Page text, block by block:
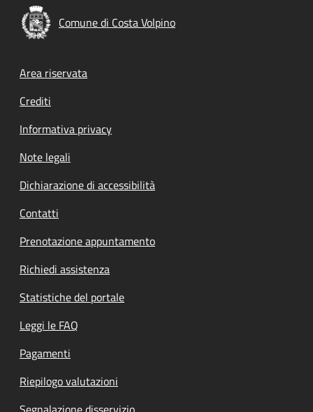
Comune di Costa Volpino
Footer menu
Area riservata
Crediti
Informativa privacy
Note legali
Dichiarazione di accessibilità
Contatti
Prenotazione appuntamento
Richiedi assistenza
Statistiche del portale
Leggi le FAQ
Pagamenti
Riepilogo valutazioni